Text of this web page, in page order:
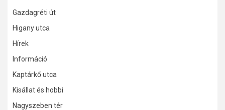
Gazdagréti út
Higany utca
Hírek
Információ
Kaptárkő utca
Kisállat és hobbi
Nagyszeben tér